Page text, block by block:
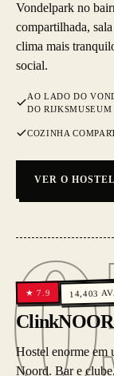
Vondelpark no
compartilhada,
clima mais
social.
AO LADO DO
DO RIJKSMUSEUM
COZINHA
VER O HOSTEL
05
★7.9 14,403
Hostel enorme em
Noord. Bar e